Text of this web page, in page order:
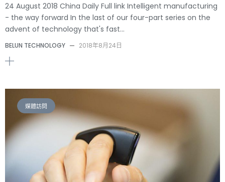
24 August 2018 China Daily Full link Intelligent manufacturing
- the way forward In the last of our four-part series on the
advent of technology that's fast…
BELUN TECHNOLOGY — 2018年8月24日
媒體訪問